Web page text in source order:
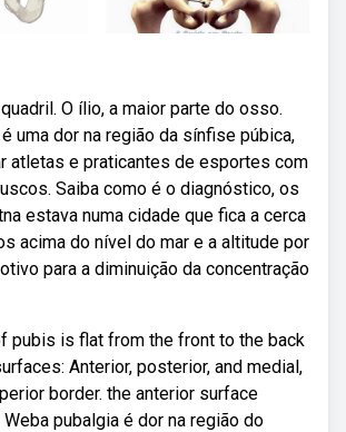
O ílio, a maior parte do osso.
uma dor na região da sínfise púbica,
atletas e praticantes de esportes com
Saiba como é o diagnóstico, os
estava numa cidade que fica a cerca
acima do nível do mar e a altitude por
para a diminuição da concentração
pubis is flat from the front to the back
Anterior, posterior, and medial,
border. the anterior surface
pubalgia é dor na região do